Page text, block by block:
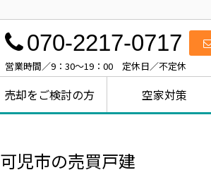
070-2217-0717
営業時間／9：30～19：00 定休日／不定休
売却をご検討の方 空家対策
可児市の売買戸建